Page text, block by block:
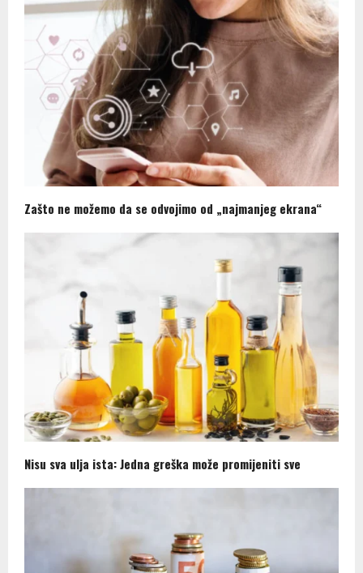
Zašto ne možemo da se odvojimo od „najmanjeg ekrana“
Nisu sva ulja ista: Jedna greška može promijeniti sve